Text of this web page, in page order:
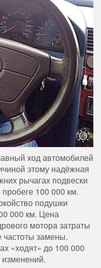
ход автомобилей
этому надёжная
рычагах подвески
100 000 км.
подушки
000 км. Цена
мотора затраты
частоты замены.
«ходят» до 100 000